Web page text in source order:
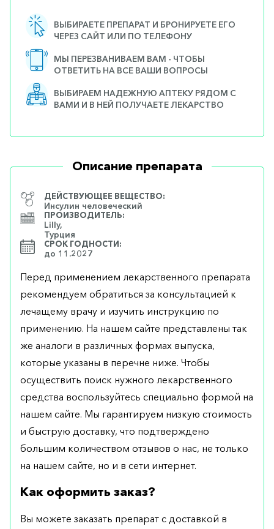
ВЫБИРАЕТЕ ПРЕПАРАТ И БРОНИРУЕТЕ ЕГО
ЧЕРЕЗ САЙТ ИЛИ ПО ТЕЛЕФОНУ
МЫ ПЕРЕЗВАНИВАЕМ ВАМ - ЧТОБЫ
ОТВЕТИТЬ НА ВСЕ ВАШИ ВОПРОСЫ
ВЫБИРАЕМ НАДЕЖНУЮ АПТЕКУ РЯДОМ С
ВАМИ И В НЕЙ ПОЛУЧАЕТЕ ЛЕКАРСТВО
Описание препарата
ДЕЙСТВУЮЩЕЕ ВЕЩЕСТВО:
Инсулин человеческий
ПРОИЗВОДИТЕЛЬ:
Lilly,
Турция
СРОК ГОДНОСТИ:
до 11.2027
Перед применением лекарственного препарата
рекомендуем обратиться за консультацией к
лечащему врачу и изучить инструкцию по
применению. На нашем сайте представлены так
же аналоги в различных формах выпуска,
которые указаны в перечне ниже. Чтобы
осуществить поиск нужного лекарственного
средства воспользуйтесь специально формой на
нашем сайте. Мы гарантируем низкую стоимость
и быструю доставку, что подтверждено
большим количеством отзывов о нас, не только
на нашем сайте, но и в сети интернет.
Как оформить заказ?
Вы можете заказать препарат с доставкой в